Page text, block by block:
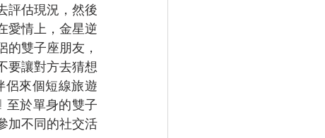
評估現況，然後
愛情上，金星逆
雙子座朋友，
要讓對方去猜想
侶來個短線旅遊
至於單身的雙子
加不同的社交活